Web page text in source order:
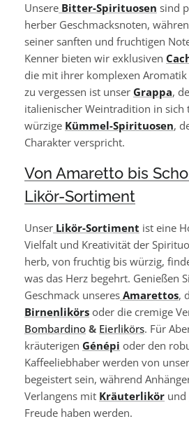
Unsere Bitter-Spirituosen sind
herber Geschmacksnoten,
seiner sanften und fruchtigen
Kenner bieten wir exklusiven
die mit ihrer komplexen
zu vergessen ist unser Grappa,
italienischer Weintradition in sich
würzige Kümmel-Spirituosen,
Charakter verspricht.
Von Amaretto bis
Likör-Sortiment
Unser Likör-Sortiment ist eine
Vielfalt und Kreativität der
herb, von fruchtig bis würzig,
was das Herz begehrt. Genießen
Geschmack unseres Amarettos,
Birnenlikörs oder die cremige
Bombardino & Eierlikörs. Für
kräuterigen Génépi oder den
Kaffeeliebhaber werden von
begeistert sein, während
Verlangens mit Kräuterlikör und
Freude haben werden.